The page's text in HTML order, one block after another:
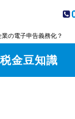
業の電子申告義務化？
税金豆知識